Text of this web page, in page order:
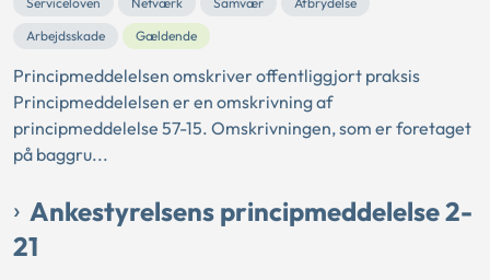
Arbejdsskade
Gældende
Principmeddelelsen omskriver offentliggjort praksis
Principmeddelelsen er en omskrivning af
principmeddelelse 57-15. Omskrivningen, som er foretaget
på baggru...
Ankestyrelsens principmeddelelse 2-
21